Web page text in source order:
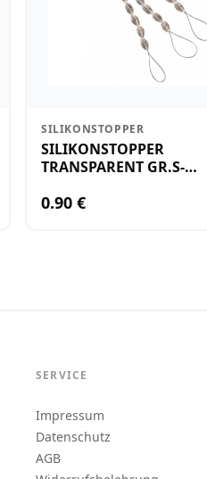
SILIKONSTOPPER
SILIKONSTOPPER
TRANSPARENT GR.S-
0.90 €
SERVICE
Impressum
Datenschutz
AGB